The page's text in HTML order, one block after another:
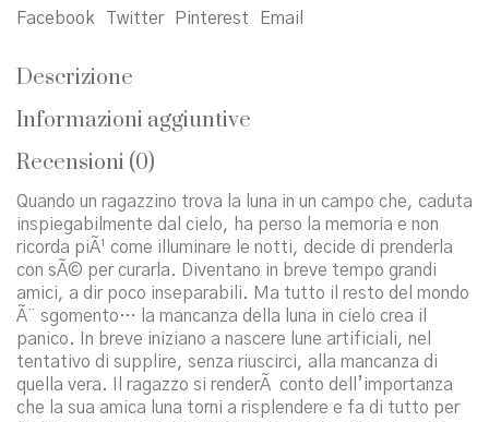
colori
Facebook Twitter Pinterest Email
Descrizione
Informazioni aggiuntive
Recensioni (0)
Quando un ragazzino trova la luna in un campo che, caduta
inspiegabilmente dal cielo, ha perso la memoria e non
ricorda piÃ¹ come illuminare le notti, decide di prenderla
con sÃ© per curarla. Diventano in breve tempo grandi
amici, a dir poco inseparabili. Ma tutto il resto del mondo
Ã¨ sgomento… la mancanza della luna in cielo crea il
panico. In breve iniziano a nascere lune artificiali, nel
tentativo di supplire, senza riuscirci, alla mancanza di
quella vera. Il ragazzo si renderÃ conto dell’importanza
che la sua amica luna torni a risplendere e fa di tutto per